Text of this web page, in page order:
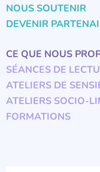
NOUS SOUTENIR
DEVENIR
CE QUE NOUS
SÉANCES DE
ATELIERS DE
ATELIERS SOCIO-
FORMATIONS